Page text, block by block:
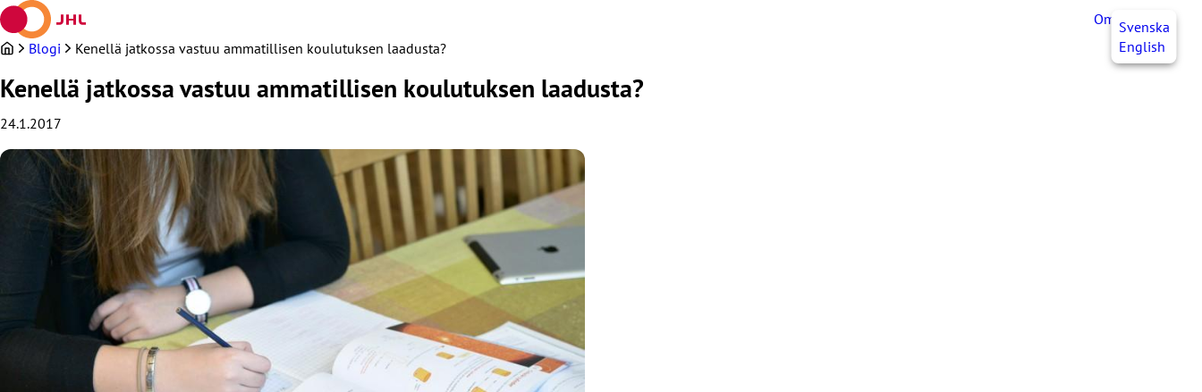
Siirry
sisältöön
OmaJHLSvenska
English
Blogi Kenellä jatkossa vastuu ammatillisen koulutuksen laadusta?
Kenellä jatkossa vastuu ammatillisen koulutuksen laadusta?
24.1.2017